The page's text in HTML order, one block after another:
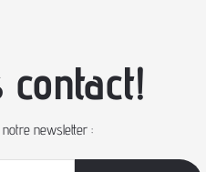
newsletter :